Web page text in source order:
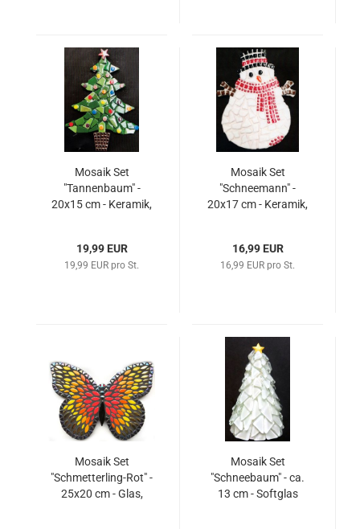
Mosaik Set
"Tannenbaum" -
20x15 cm - Keramik,
19,99 EUR
19,99 EUR pro St.
Mosaik Set
"Schneemann" -
20x17 cm - Keramik,
16,99 EUR
16,99 EUR pro St.
Mosaik Set
"Schmetterling-Rot" -
25x20 cm - Glas,
Mosaik Set
"Schneebaum" - ca.
13 cm - Softglas